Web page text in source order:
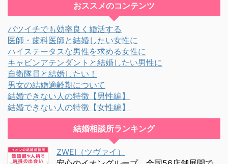
おススメのコンテンツ
バツイチでも効率良く婚活する
医師・歯科医師と結婚したい女性に
ハイステータスな男性を求める女性に
キャビンアテンダントと結婚したい男性に
自衛隊員と結婚したい！
男女の結婚適齢期について
結婚できない人の特徴【男性編】
結婚できない人の特徴【女性編】
結婚相談所ランキング
ZWEI（ツヴァイ）